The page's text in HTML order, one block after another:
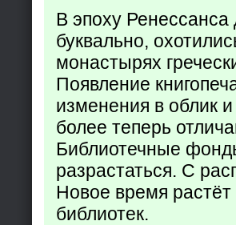
В эпоху
буквально,
монастырях
Появление
изменения в облик
более теперь
Библиотечные
разрастаться. С
Новое время растёт
библиотек.